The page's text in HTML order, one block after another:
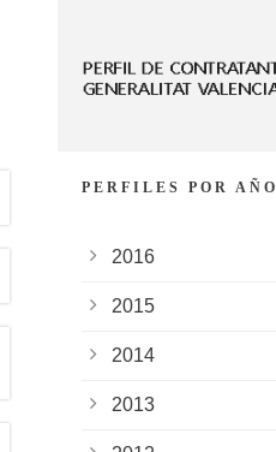
PERFILES POR AÑO
2016
2015
2014
2013